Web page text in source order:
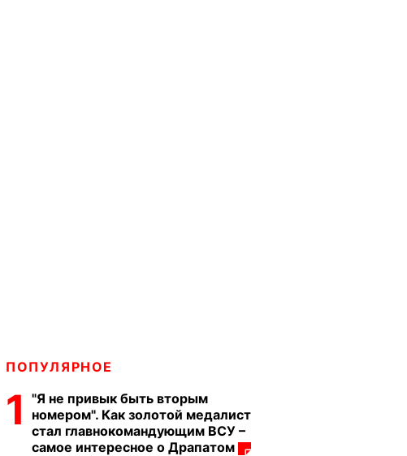
ПОПУЛЯРНОЕ
1
"Я не привык быть вторым
номером". Как золотой медалист
стал главнокомандующим ВСУ –
самое интересное о Драпатом